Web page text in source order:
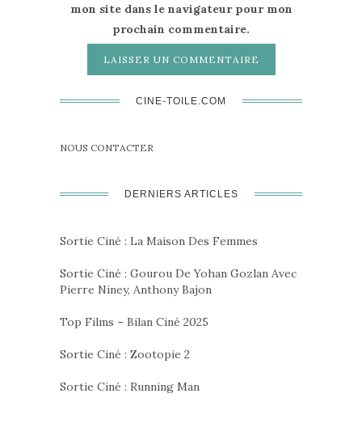
mon site dans le navigateur pour mon
prochain commentaire.
CINE-TOILE.COM
NOUS CONTACTER
DERNIERS ARTICLES
Sortie Ciné : La Maison Des Femmes
Sortie Ciné : Gourou De Yohan Gozlan Avec
Pierre Niney, Anthony Bajon
Top Films – Bilan Ciné 2025
Sortie Ciné : Zootopie 2
Sortie Ciné : Running Man